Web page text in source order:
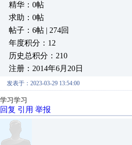
精华：0帖
求助：0帖
帖子：6帖 | 274回
年度积分：12
历史总积分：210
注册：2014年6月20日
发表于：2023-03-29 13:54:00
学习学习
回复 引用 举报